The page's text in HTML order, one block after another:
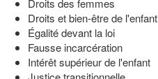
Droits et bien-être de l'enfant
Égalité devant la loi
Fausse incarcération
Intérêt supérieur de l'enfant